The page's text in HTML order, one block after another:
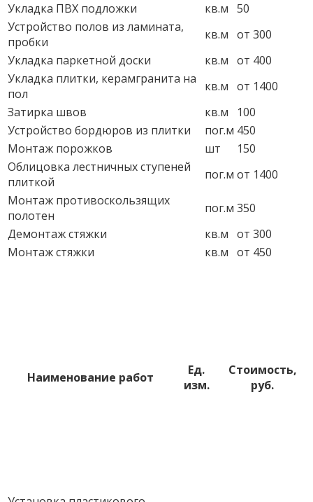
Укладка ПВХ подложки
кв.м 50
Устройство полов из ламината,
пробки
кв.м от 300
Укладка паркетной доски
кв.м от 400
Укладка плитки, керамгранита на
пол
кв.м от 1400
Затирка швов
кв.м
100
Устройство бордюров из плитки
пог.м 450
Монтаж порожков
шт
150
Облицовка лестничных ступеней
плиткой
пог.м от 1400
Монтаж противоскользящих
полотен
пог.м 350
Демонтаж стяжки
кв.м от 300
Монтаж стяжки
кв.м от 450
Наименование работ
Ед.
изм.
Стоимость,
руб.